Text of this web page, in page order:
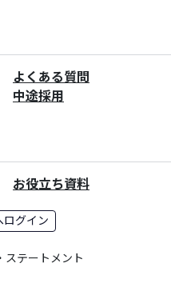
よくある質問
中途採用
お役立ち資料
ログイン
ステートメント